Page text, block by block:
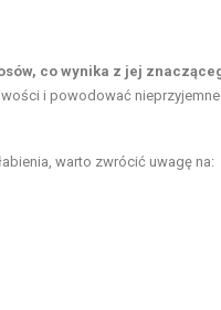
co wynika z jej
i powodować
warto zwrócić uwagę na: